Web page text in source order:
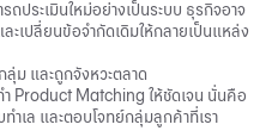
ถประเมินใหม่อย่างเป็นระบบ ธุรกิจอาจ
เปลี่ยนข้อจำกัดเดิมให้กลายเป็นแหล่ง
ม และถูกจังหวะตลาด
Product Matching ให้ชัดเจน นั่นคือ
ำเล และตอบโจทย์กลุ่มลูกค้าที่เรา